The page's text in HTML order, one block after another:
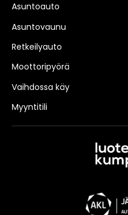
Asuntoauto
Asuntovaunu
Retkeilyauto
Moottoripyörä
Vaihdossa käy
Myyntitili